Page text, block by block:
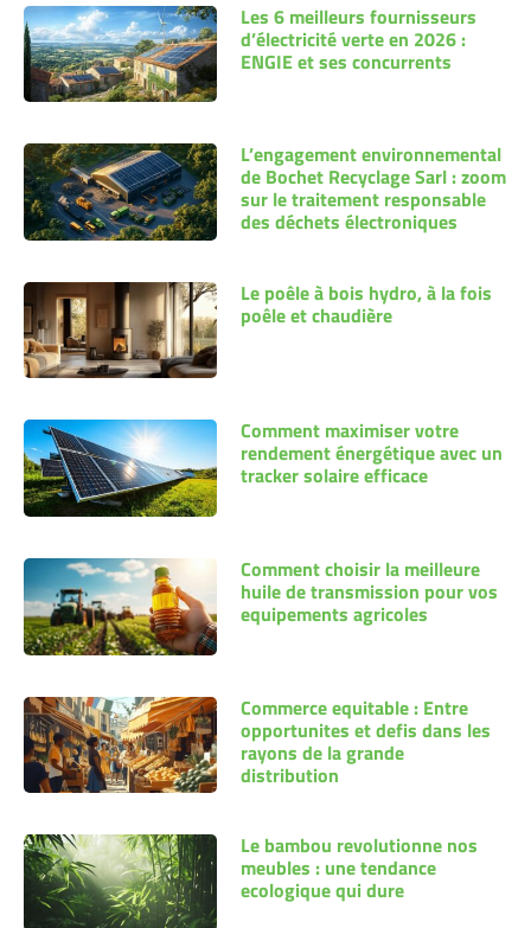
Les 6 meilleurs fournisseurs
d’électricité verte en 2026 :
ENGIE et ses concurrents
L’engagement environnemental
de Bochet Recyclage Sarl : zoom
sur le traitement responsable
des déchets électroniques
Le poêle à bois hydro, à la fois
poêle et chaudière
Comment maximiser votre
rendement énergétique avec un
tracker solaire efficace
Comment choisir la meilleure
huile de transmission pour vos
equipements agricoles
Commerce equitable : Entre
opportunites et defis dans les
rayons de la grande
distribution
Le bambou revolutionne nos
meubles : une tendance
ecologique qui dure